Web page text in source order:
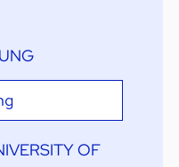
OF